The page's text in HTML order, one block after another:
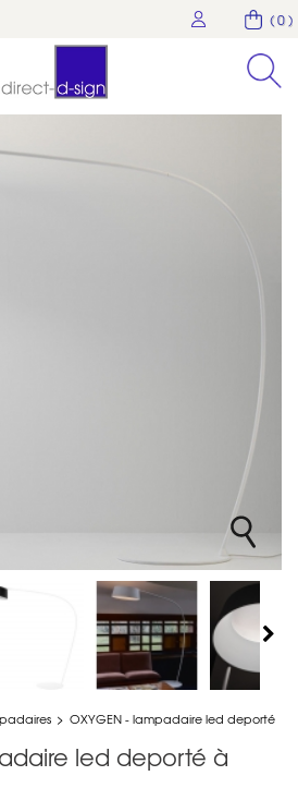
( 0 )
> OXYGEN - lampadaire led deporté
led deporté à